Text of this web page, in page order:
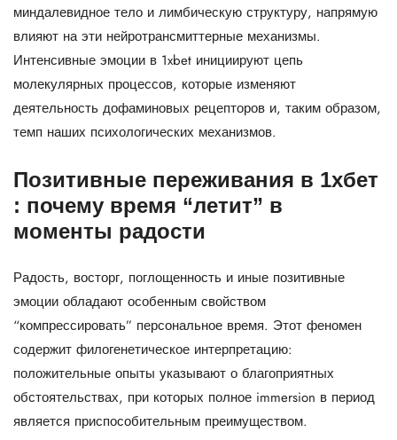
миндалевидное тело и лимбическую структуру, напрямую
влияют на эти нейротрансмиттерные механизмы.
Интенсивные эмоции в 1xbet инициируют цепь
молекулярных процессов, которые изменяют
деятельность дофаминовых рецепторов и, таким образом,
темп наших психологических механизмов.
Позитивные переживания в 1хбет
: почему время “летит” в
моменты радости
Радость, восторг, поглощенность и иные позитивные
эмоции обладают особенным свойством
“компрессировать” персональное время. Этот феномен
содержит филогенетическое интерпретацию:
положительные опыты указывают о благоприятных
обстоятельствах, при которых полное immersion в период
является приспособительным преимуществом.